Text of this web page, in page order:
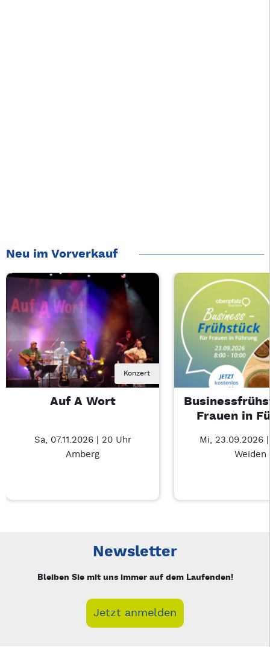
Neu im Vorverkauf
Konzert
Auf A Wort
Sa, 07.11.2026 | 20 Uhr
Amberg
Frauen in
Mi, 23.09.2026
Weiden
Newsletter
Bleiben Sie mit uns immer auf dem Laufenden!
Jetzt anmelden